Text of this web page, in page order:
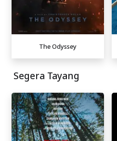
The Odyssey
Segera Tayang